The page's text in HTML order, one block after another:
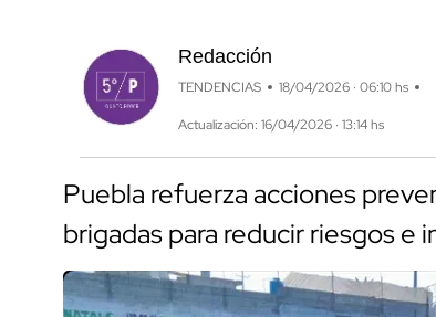
Redacción
TENDENCIAS 18/04/2026 · 06:10 hs
Actualización: 16/04/2026 · 13:14 hs
Puebla refuerza acciones
brigadas para reducir riesgos e